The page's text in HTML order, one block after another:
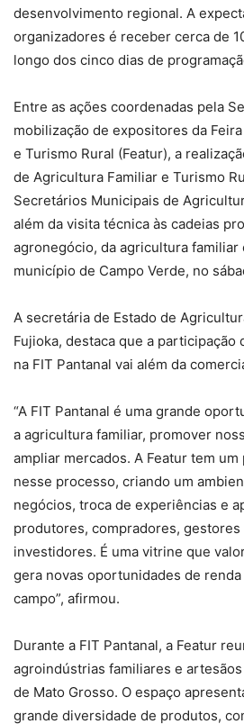
desenvolvimento regional. A
organizadores é receber cerca de
longo dos cinco dias de
Entre as ações coordenadas pela
mobilização de expositores da
e Turismo Rural (Featur), a
de Agricultura Familiar e Turismo
Secretários Municipais de
além da visita técnica às cadeias
agronegócio, da agricultura
município de Campo Verde, no
A secretária de Estado de
Fujioka, destaca que a participação
na FIT Pantanal vai além da
“A FIT Pantanal é uma grande
a agricultura familiar, promover
ampliar mercados. A Featur tem
nesse processo, criando um
negócios, troca de experiências e
produtores, compradores, gestores
investidores. É uma vitrine que
gera novas oportunidades de
campo”, afirmou.
Durante a FIT Pantanal, a Featur
agroindústrias familiares e
de Mato Grosso. O espaço
grande diversidade de produtos,